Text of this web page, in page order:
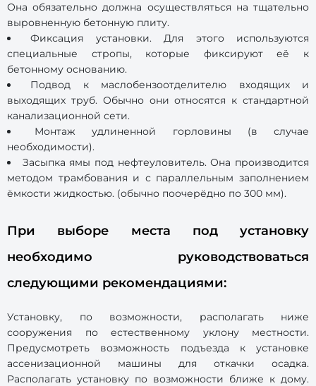
Она обязательно должна осуществляться на тщательно
выровненную бетонную плиту.
Фиксация установки. Для этого используются
специальные стропы, которые фиксируют её к
бетонному основанию.
Подвод к маслобензоотделителю входящих и
выходящих труб. Обычно они относятся к стандартной
канализационной сети.
Монтаж удлиненной горловины (в случае
необходимости).
Засыпка ямы под нефтеуловитель. Она производится
методом трамбования и с параллельным заполнением
ёмкости жидкостью. (обычно поочерёдно по 300 мм).
При выборе места под установку
необходимо руководствоваться
следующими рекомендациями:
Установку, по возможности, располагать ниже
сооружения по естественному уклону местности.
Предусмотреть возможность подъезда к установке
ассенизационной машины для откачки осадка.
Располагать установку по возможности ближе к дому.